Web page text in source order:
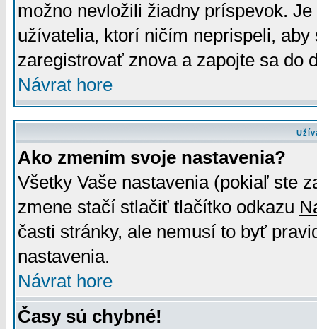
možno nevložili žiadny príspevok.
užívatelia, ktorí ničím neprispeli,
zaregistrovať znova a zapojte sa do
Návrat hore
Ako zmením svoje nastavenia?
Všetky Vaše nastavenia (pokiaľ ste
zmene stačí stlačiť tlačítko odkazu
časti stránky, ale nemusí to byť
nastavenia.
Návrat hore
Časy sú chybné!